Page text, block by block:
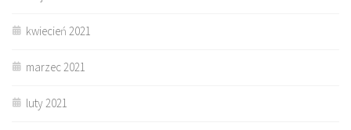
kwiecień 2021
marzec 2021
luty 2021